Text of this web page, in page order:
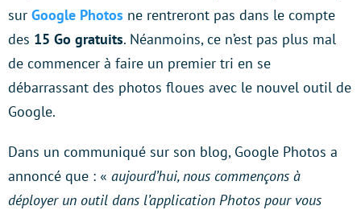
sur Google Photos ne rentreront pas dans le compte
des 15 Go gratuits. Néanmoins, ce n’est pas plus mal
de commencer à faire un premier tri en se
débarrassant des photos floues avec le nouvel outil de
Google.
Dans un communiqué sur son blog, Google Photos a
annoncé que : « aujourd’hui, nous commençons à
déployer un outil dans l’application Photos pour vous